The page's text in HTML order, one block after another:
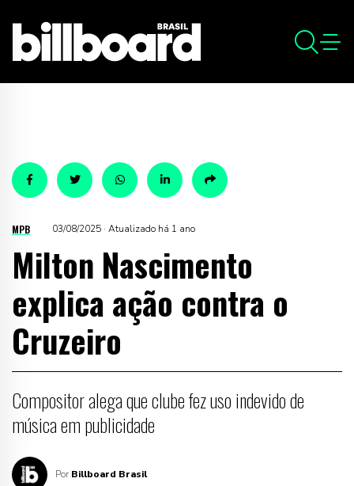
MPB 03/08/2025 · Atualizado há 1 ano
Milton Nascimento
explica ação contra o
Cruzeiro
Compositor alega que clube fez uso indevido de
música em publicidade
Por Billboard Brasil